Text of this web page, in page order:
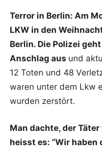
Terror in Berlin: Am
LKW in den
Berlin. Die Polizei
Anschlag aus und
12 Toten und 48
waren unter dem Lkw
wurden zerstört.
Man dachte, der
heisst es: “Wir haben